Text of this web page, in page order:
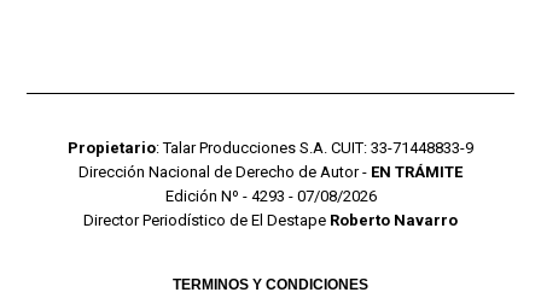
Propietario: Talar Producciones S.A. CUIT: 33-71448833-9
Dirección Nacional de Derecho de Autor - EN TRÁMITE
Edición Nº - 4293 - 07/08/2026
Director Periodístico de El Destape Roberto Navarro
TERMINOS Y CONDICIONES